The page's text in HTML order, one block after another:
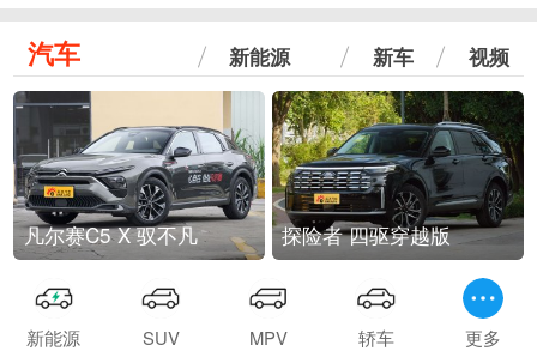
汽车 新能源 新车 视频
凡尔赛C5 X 驭不凡 探险者 四驱穿越版
新能源 SUV MPV 轿车 更多